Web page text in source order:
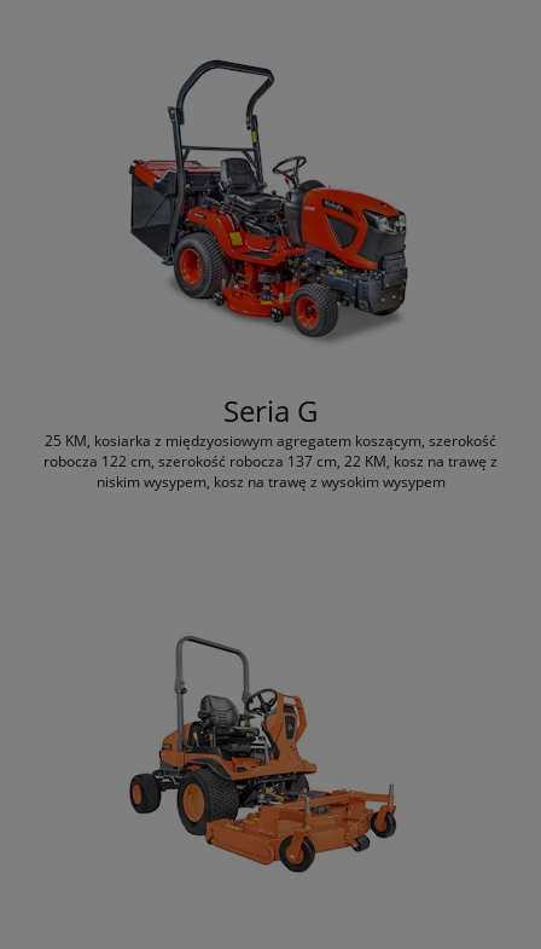
Seria G
25 KM, kosiarka z międzyosiowym agregatem koszącym, szerokość
robocza 122 cm, szerokość robocza 137 cm, 22 KM, kosz na trawę z
niskim wysypem, kosz na trawę z wysokim wysypem